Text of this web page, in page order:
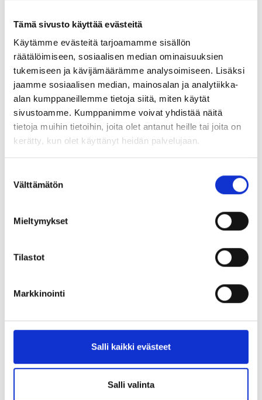
Tämä sivusto käyttää evästeitä
Käytämme evästeitä tarjoamamme sisällön
räätälöimiseen, sosiaalisen median ominaisuuksien
tukemiseen ja kävijämäärämme analysoimiseen. Lisäksi
jaamme sosiaalisen median, mainosalan ja analytiikka-
alan kumppaneillemme tietoja siitä, miten käytät
sivustoamme. Kumppanimme voivat yhdistää näitä
tietoja muihin tietoihin, joita olet antanut heille tai joita on
kerätty, kun olet käyttänyt heidän palvelujaan.
valinta
Välttämätön
Mieltymykset
Tilastot
Markkinointi
Salli kaikki evästeet
Salli valinta
🔹 Taajuuksien vertailu
käytännössä
VHF
Kantama avoimessa
⭐⭐⭐⭐⭐ ⭐⭐⭐